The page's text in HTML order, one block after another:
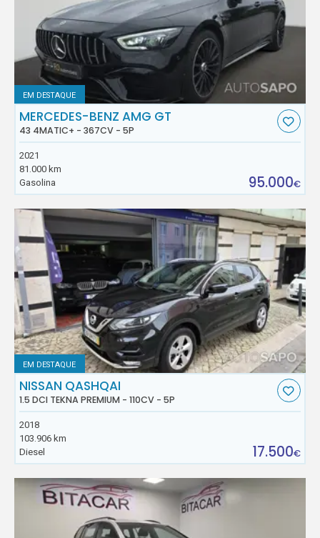
EM DESTAQUE
MERCEDES-BENZ AMG GT
43 4MATIC+ - 367CV - 5P
2021
81.000 km
Gasolina
95.000€
EM DESTAQUE
NISSAN QASHQAI
1.5 DCI TEKNA PREMIUM - 110CV - 5P
2018
103.906 km
Diesel
17.500€